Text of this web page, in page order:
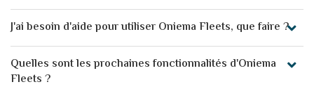
J'ai besoin d'aide pour utiliser Oniema Fleets, que faire ?
Quelles sont les prochaines fonctionnalités d'Oniema
Fleets ?